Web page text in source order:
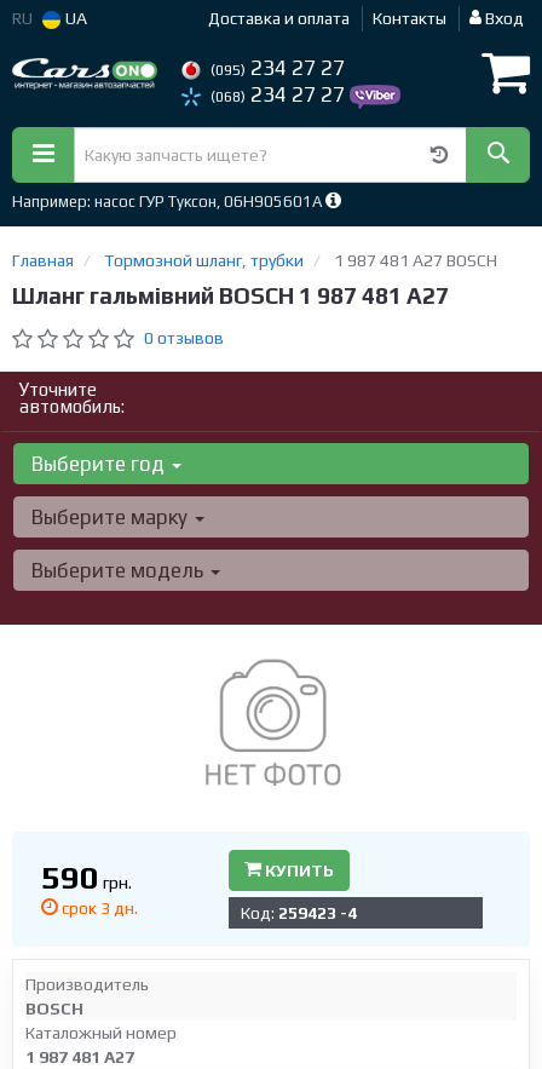
RU UA Доставка и оплата Контакты Вход
(095) 234 27 27
(068) 234 27 27
Например: насос ГУР Туксон, 06H905601A
Главная Тормозной шланг, трубки 1 987 481 A27 BOSCH
Шланг гальмівний BOSCH 1 987 481 A27
0 отзывов
Уточните
автомобиль:
Выберите год
Выберите марку
Выберите модель
590 грн.
срок 3 дн.
КУПИТЬ
Код: 259423 -4
Производитель
BOSCH
Каталожный номер
1 987 481 A27